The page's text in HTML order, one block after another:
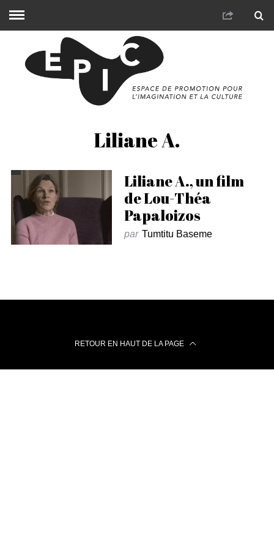
Liliane A.
Liliane A., un film
de Lou-Théa
Papaloizos
par Tumtitu Baseme
RETOUR EN HAUT DE LA PAGE